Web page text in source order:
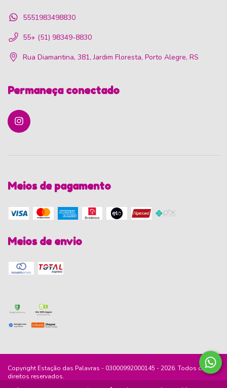
5551983498830
55+ (51) 98349-8830
Rua Diamantina, 381, Jardim Floresta, Porto Alegre, RS
Permaneça conectado
Meios de pagamento
Meios de envio
Copyright Estação das Palavras - 03000992000145 - 2026. Todos os
direitos reservados.